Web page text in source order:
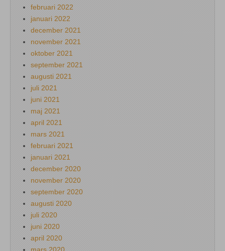
februari 2022
januari 2022
december 2021
november 2021
oktober 2021
september 2021
augusti 2021
juli 2021
juni 2021
maj 2021
april 2021
mars 2021
februari 2021
januari 2021
december 2020
november 2020
september 2020
augusti 2020
juli 2020
juni 2020
april 2020